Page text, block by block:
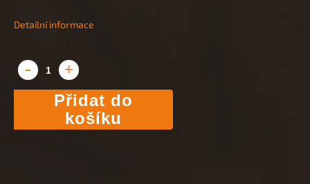
Přidat do
košíku
Detailní informace